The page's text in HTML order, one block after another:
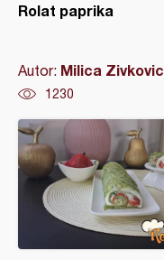
Rolat paprika
Autor: Milica Zivkovic
1230